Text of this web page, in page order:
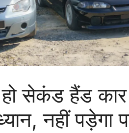
हो सेकंड हैंड
नहीं पड़ेगा